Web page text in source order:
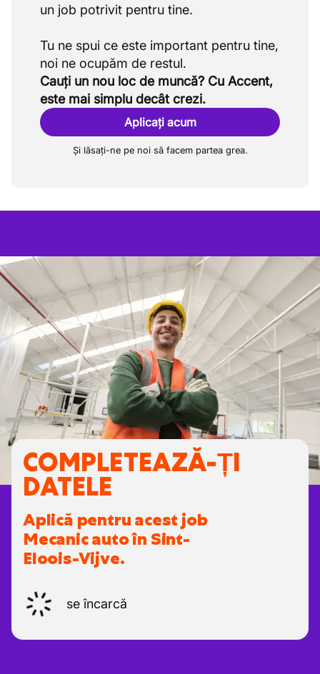
un job potrivit pentru tine.
Tu ne spui ce este important pentru tine,
Cauți un nou loc de muncă? Cu Accent,
este mai simplu decât crezi.
Aplicați acum
Și lăsați-ne pe noi să facem partea grea.
COMPLETEAZĂ-ȚI
DATELE
Aplică pentru acest job
Mecanic auto în Sint-
Eloois-Vijve.
se încarcă